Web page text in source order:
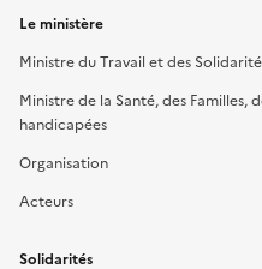
Le ministère
Ministre du Travail et des
Ministre de la Santé, des Familles,
handicapées
Organisation
Acteurs
Solidarités